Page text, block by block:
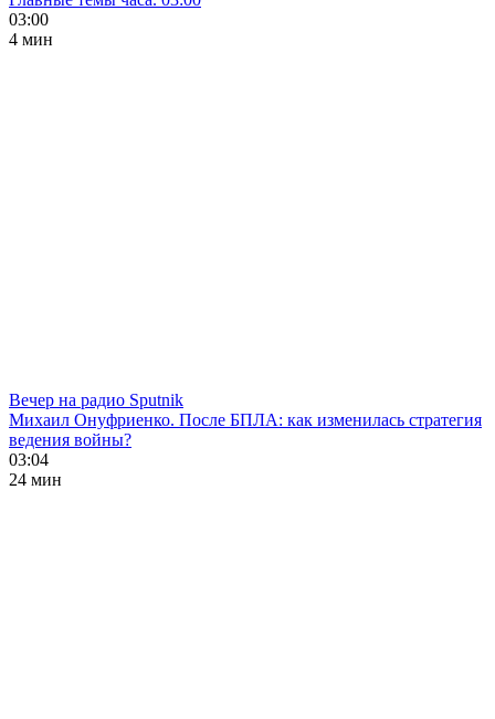
03:00
4 мин
Вечер на радио Sputnik
Михаил Онуфриенко. После БПЛА: как изменилась стратегия
ведения войны?
03:04
24 мин